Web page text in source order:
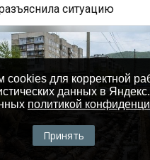
ситуацию
cookies для корректной
данных в
политикой
Принять